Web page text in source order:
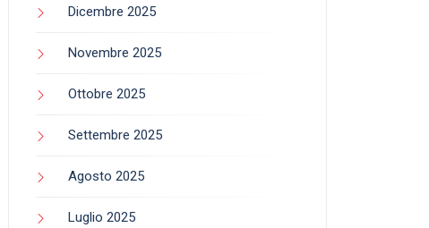
Dicembre 2025
Novembre 2025
Ottobre 2025
Settembre 2025
Agosto 2025
Luglio 2025